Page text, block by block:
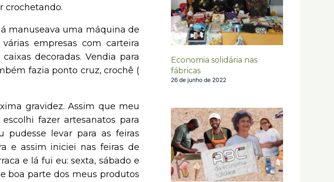
crochetando.
manuseava uma máquina de
empresas com carteira
decoradas. Vendia para
fazia ponto cruz, crochê (
gravidez. Assim que meu
fazer artesanatos para
levar para as feiras
e assim iniciei nas feiras de
e lá fui eu: sexta, sábado e
boa parte dos meus produtos
Economia solidária nas
fábricas
26 de junho de 2022